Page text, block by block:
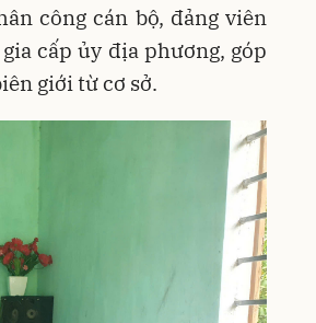
công cán bộ, đảng viên
cấp ủy địa phương, góp
giới từ cơ sở.